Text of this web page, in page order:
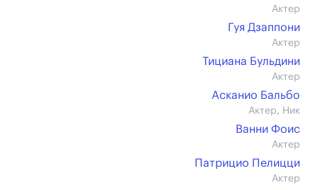
Актер
Гуя Дзаппони
Актер
Тициана Бульдини
Актер
Асканио Бальбо
Актер, Ник
Ванни Фоис
Актер
Патрицио Пелицци
Актер